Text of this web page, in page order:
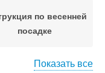
по весенней
посадке
Показать все